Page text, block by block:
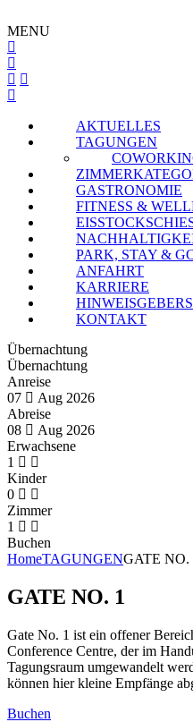
MENU
AKTUELLES
TAGUNGEN
GASTRONOMIE
FITNESS &
PARK, STAY &
ANFAHRT
KARRIERE
KONTAKT
Übernachtung
Übernachtung
Anreise
07
Aug 2026
Abreise
08
Aug 2026
Erwachsene
1
Kinder
0
Zimmer
1
Buchen
HomeTAGUNGENGATE NO.
GATE NO. 1
Gate No. 1 ist ein offener
Conference Centre, der im
Tagungsraum umgewandelt
können hier kleine Empfänge
Buchen